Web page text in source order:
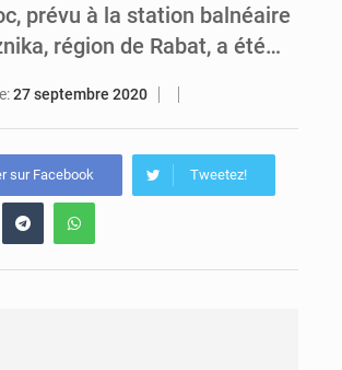
Le Congo se dote d’un programme national pour valoriser les produits forestiers non ligneux
prévu à la station balnéaire
région de Rabat, a été…
le:27 septembre 2020
sur Facebook Tweetez!